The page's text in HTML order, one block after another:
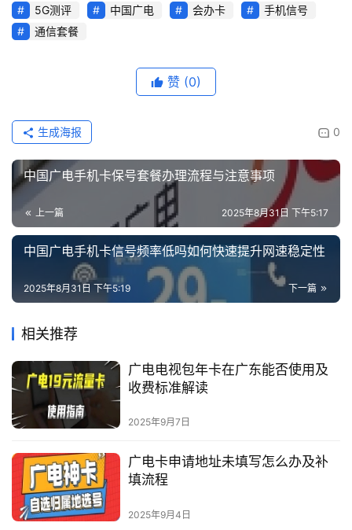
5G测评 中国广电 会办卡
手机信号
通信套餐
赞 (0)
0
生成海报
中国广电手机卡保号套餐办理流程与注意事项
上一篇 2025年8月31日 下午5:17
中国广电手机卡信号频率低吗如何快速提升网速稳定性
下一篇
2025年8月31日 下午5:19
相关推荐
广电电视包年卡在广东能否使用及
收费标准解读
2025年9月7日
广电卡申请地址未填写怎么办及补
填流程
2025年9月4日